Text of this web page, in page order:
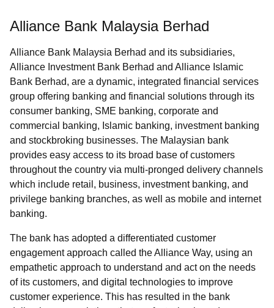
Alliance Bank Malaysia Berhad
Alliance Bank Malaysia Berhad and its subsidiaries,
Alliance Investment Bank Berhad and Alliance Islamic
Bank Berhad, are a dynamic, integrated financial services
group offering banking and financial solutions through its
consumer banking, SME banking, corporate and
commercial banking, Islamic banking, investment banking
and stockbroking businesses. The Malaysian bank
provides easy access to its broad base of customers
throughout the country via multi-pronged delivery channels
which include retail, business, investment banking, and
privilege banking branches, as well as mobile and internet
banking.
The bank has adopted a differentiated customer
engagement approach called the Alliance Way, using an
empathetic approach to understand and act on the needs
of its customers, and digital technologies to improve
customer experience. This has resulted in the bank